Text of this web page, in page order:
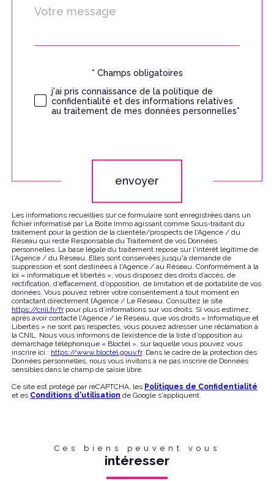
Fieldset
défaut
Message
*
* Champs obligatoires
j'ai pris connaissance de la politique de
confidentialité et des informations relatives
au traitement de mes données personnelles*
envoyer
Les informations recueillies sur ce formulaire sont enregistrées dans un
fichier informatisé par La Boite Immo agissant comme Sous-traitant du
traitement pour la gestion de la clientèle/prospects de l'Agence / du
Réseau qui reste Responsable du Traitement de vos Données
personnelles. La base légale du traitement repose sur l'intérêt légitime de
l'Agence / du Réseau. Elles sont conservées jusqu'à demande de
suppression et sont destinées à l'Agence / au Réseau. Conformément à la
loi « informatique et libertés », vous disposez des droits d’accès, de
rectification, d’effacement, d’opposition, de limitation et de portabilité de vos
données. Vous pouvez retirer votre consentement à tout moment en
contactant directement l’Agence / Le Réseau. Consultez le site
https://cnil.fr/frpour plus d’informations sur vos droits. Si vous estimez,
après avoir contacté l'Agence / le Réseau, que vos droits « Informatique et
Libertés » ne sont pas respectés, vous pouvez adresser une réclamation à
la CNIL. Nous vous informons de l’existence de la liste d'opposition au
démarchage téléphonique « Bloctel », sur laquelle vous pouvez vous
inscrire ici : https://www.bloctel.gouv.fr. Dans le cadre de la protection des
Données personnelles, nous vous invitons à ne pas inscrire de Données
sensibles dans le champ de saisie libre.
Ce site est protégé par reCAPTCHA, les Politiques de Confidentialité
et es Conditions d'utilisation de Google s'appliquent.
Ces biens peuvent vous
intéresser